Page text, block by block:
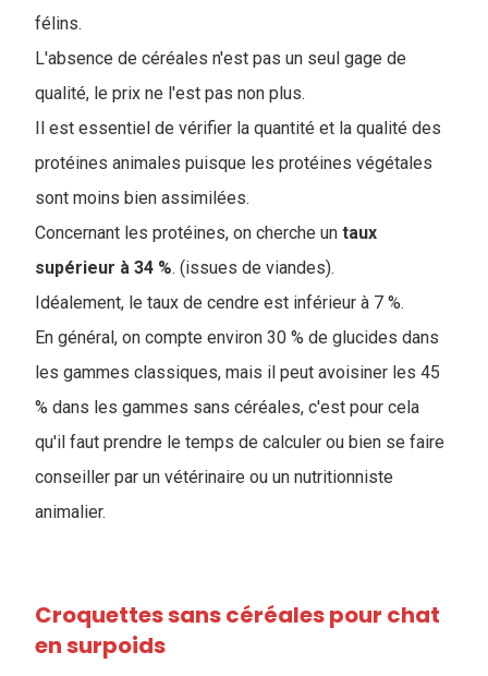
félins.
L'absence de céréales n'est pas un seul gage de
qualité, le prix ne l'est pas non plus.
Il est essentiel de vérifier la quantité et la qualité des
protéines animales puisque les protéines végétales
sont moins bien assimilées.
Concernant les protéines, on cherche un taux
supérieur à 34 %. (issues de viandes).
Idéalement, le taux de cendre est inférieur à 7 %.
En général, on compte environ 30 % de glucides dans
les gammes classiques, mais il peut avoisiner les 45
% dans les gammes sans céréales, c'est pour cela
qu'il faut prendre le temps de calculer ou bien se faire
conseiller par un vétérinaire ou un nutritionniste
animalier.
Croquettes sans céréales pour chat
en surpoids